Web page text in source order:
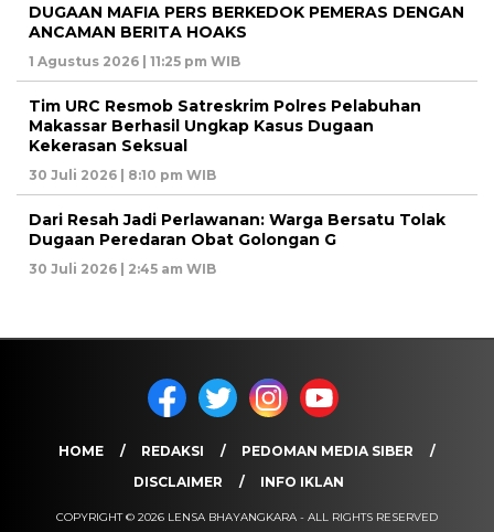
DUGAAN MAFIA PERS BERKEDOK PEMERAS DENGAN
ANCAMAN BERITA HOAKS
1 Agustus 2026 | 11:25 pm WIB
Tim URC Resmob Satreskrim Polres Pelabuhan
Makassar Berhasil Ungkap Kasus Dugaan
Kekerasan Seksual
30 Juli 2026 | 8:10 pm WIB
Dari Resah Jadi Perlawanan: Warga Bersatu Tolak
Dugaan Peredaran Obat Golongan G
30 Juli 2026 | 2:45 am WIB
HOME REDAKSI
PEDOMAN MEDIA SIBER
DISCLAIMER
INFO IKLAN
COPYRIGHT © 2026 LENSA BHAYANGKARA - ALL RIGHTS RESERVED